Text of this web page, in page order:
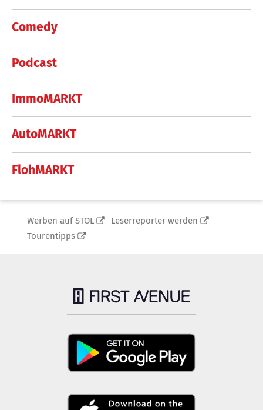
Comedy
Podcast
ImmoMARKT
AutoMARKT
FlohMARKT
Werben auf STOL
Leserreporter werden
Tourentipps